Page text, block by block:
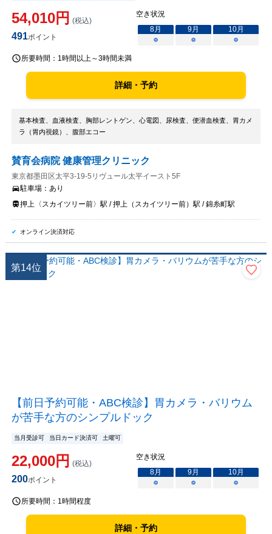
54,010円 (税込)
491ポイント
空き状況
8月 9月 10月
○
○ ○
所要時間： 1時間以上～3時間未満
詳細・予約
基本検査、血液検査、胸部レントゲン、心電図、尿検査、便潜血検査、胃カメ
ラ（胃内視鏡）、腹部エコー
賛育会病院 健康管理クリニック
東京都墨田区太平3-19-5リヴュール太平イースト5F
駐車場： あり
押上〈スカイツリー前〉駅 / 押上（スカイツリー前）駅 / 錦糸町駅
オンライン決済対応
第14位
【前日予約可能・ABC検診】胃カメラ・バリウム
が苦手な方のシンプルドック
当月受診可 当日カード決済可 土曜可
22,000円 (税込)
200ポイント
空き状況
8月 9月 10月
○
○ ○
所要時間： 1時間程度
詳細・予約